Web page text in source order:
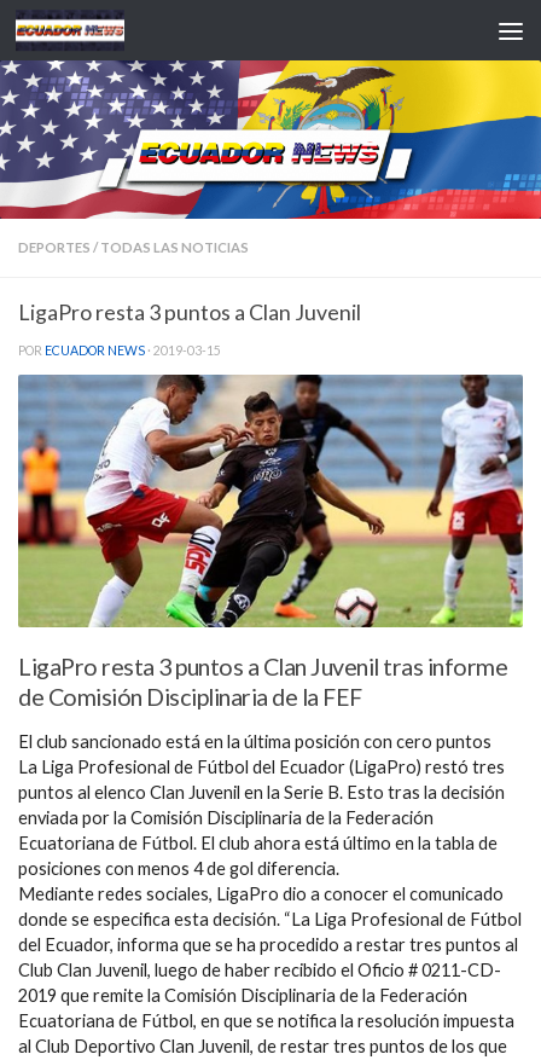
Saltar al contenido
DEPORTES / TODAS LAS NOTICIAS
LigaPro resta 3 puntos a Clan Juvenil
POR ECUADOR NEWS · 2019-03-15
LigaPro resta 3 puntos a Clan Juvenil tras informe
de Comisión Disciplinaria de la FEF
El club sancionado está en la última posición con cero puntos
La Liga Profesional de Fútbol del Ecuador (LigaPro) restó tres
puntos al elenco Clan Juvenil en la Serie B. Esto tras la decisión
enviada por la Comisión Disciplinaria de la Federación
Ecuatoriana de Fútbol. El club ahora está último en la tabla de
posiciones con menos 4 de gol diferencia.
Mediante redes sociales, LigaPro dio a conocer el comunicado
donde se especifica esta decisión. “La Liga Profesional de Fútbol
del Ecuador, informa que se ha procedido a restar tres puntos al
Club Clan Juvenil, luego de haber recibido el Oficio # 0211-CD-
2019 que remite la Comisión Disciplinaria de la Federación
Ecuatoriana de Fútbol, en que se notifica la resolución impuesta
al Club Deportivo Clan Juvenil, de restar tres puntos de los que